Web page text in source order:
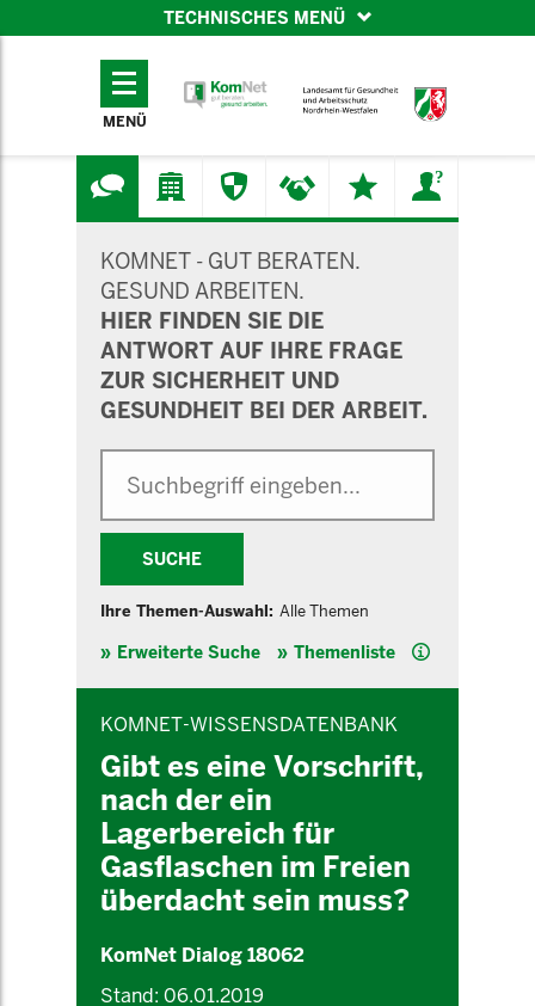
TECHNISCHES MENÜ
TECHNISCHES
MENÜ
KOMNET - GUT BERATEN.
GESUND ARBEITEN.
HIER FINDEN SIE DIE
ANTWORT AUF IHRE FRAGE
ZUR SICHERHEIT UND
GESUNDHEIT BEI DER ARBEIT.
SUCHE
Ihre Themen-Auswahl: Alle Themen
Erweiterte Suche Themenliste Hilfe
KOMNET-WISSENSDATENBANK
Gibt es eine Vorschrift,
nach der ein
Lagerbereich für
Gasflaschen im Freien
überdacht sein muss?
KomNet Dialog 18062
Stand: 06.01.2019